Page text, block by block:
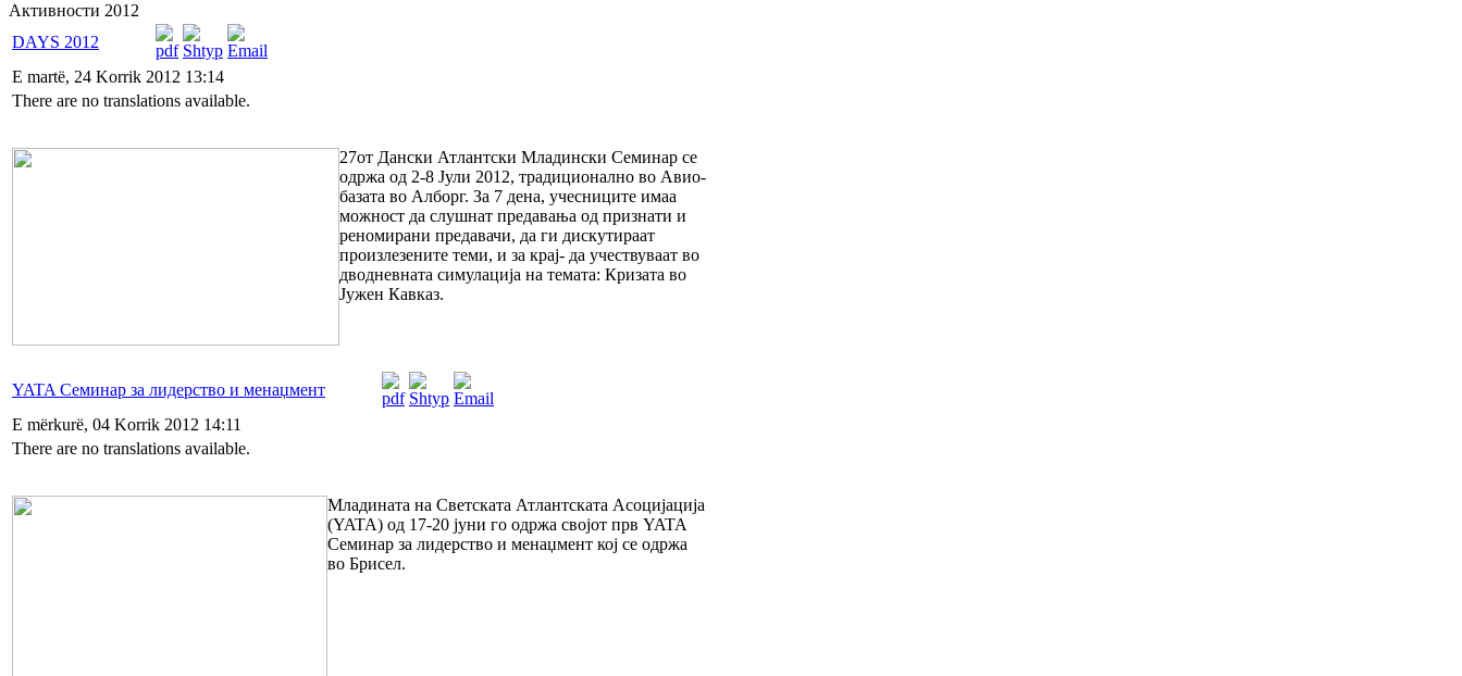
Активности 2012
DAYS 2012
E martë, 24 Korrik 2012 13:14
There are no translations available.
27от Дански Атлантски Младински Семинар се
одржа од 2-8 Јули 2012, традиционално во Авио-
базата во Алборг. За 7 дена, учесниците имаа
можност да слушнат предавања од признати и
реномирани предавачи, да ги дискутираат
произлезените теми, и за крај- да учествуваат во
дводневната симулација на темата: Кризата во
Јужен Кавказ.
YATA Семинар за лидерство и менаџмент
E mërkurë, 04 Korrik 2012 14:11
There are no translations available.
Младината на Светската Атлантската Асоцијација
(YATA) од 17-20 јуни го одржа својот прв YATA
Семинар за лидерство и менаџмент кој се одржа
во Брисел.